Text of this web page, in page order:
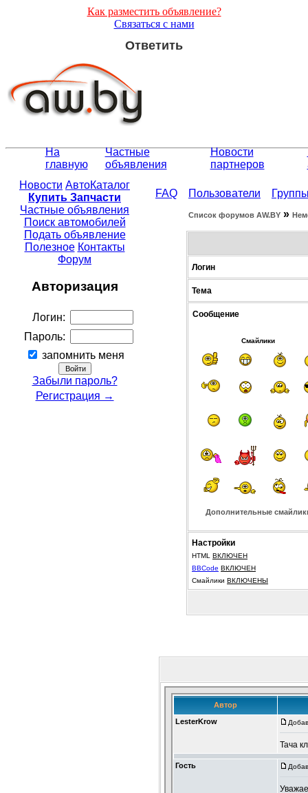
Как разместить объявление?
Связаться с нами
Ответить
На
главную
Частные
объявления
Новости
партнеров
Новости АвтоКаталог
Купить Запчасти
Частные объявления
Поиск автомобилей
Подать объявление
Полезное Контакты
Форум
Авторизация
Логин:
Пароль:
запомнить меня
Забыли пароль?
Регистрация →
FAQ Пользователи
Список форумов АW.BY »
Логин
Тема
Сообщение
Смайлики
Дополнительные
Настройки
HTML ВКЛЮЧЕН
BBCode ВКЛЮЧЕН
Смайлики ВКЛЮЧЕНЫ